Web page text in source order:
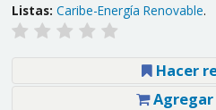
Listas: Caribe-Energía Renovable.
Hacer